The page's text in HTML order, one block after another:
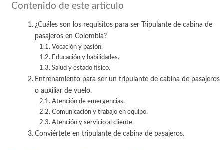
Contenido de este artículo
¿Cuáles son los requisitos para ser Tripulante de cabina de
pasajeros en Colombia?
Vocación y pasión.
Educación y habilidades.
Salud y estado físico.
Entrenamiento para ser un tripulante de cabina de pasajeros
o auxiliar de vuelo.
Atención de emergencias.
Comunicación y trabajo en equipo.
Atención y servicio al cliente.
Conviértete en tripulante de cabina de pasajeros.